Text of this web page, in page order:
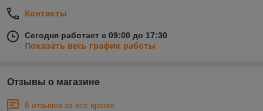
Контакты
Сегодня работает с 09:00 до 17:30
Показать весь график работы
Отзывы о магазине
6 отзывов за всё время